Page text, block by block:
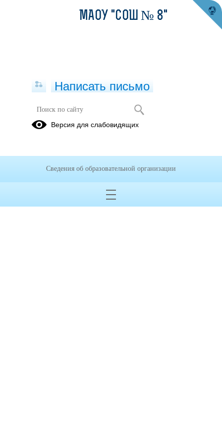
МАОУ "СОШ № 8"
Написать письмо
Версия для слабовидящих
Сведения об образовательной организации